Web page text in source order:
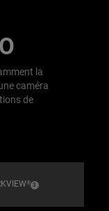
la
caméra
de
® (
Disclosure
3 )